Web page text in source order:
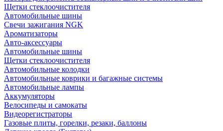
Щетки стеклоочистителя
Автомобильные шины
Свечи зажигания NGK
Ароматизаторы
Авто-аксессуары
Автомобильные шины
Щетки стеклоочистителя
Автомобильные колодки
Автомобильные коврики и багажные системы
Автомобильные лампы
Аккумуляторы
Велосипеды и самокаты
Видеорегистраторы
Газовые плиты, горелки, резаки, баллоны